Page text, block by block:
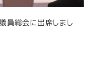
員総会に出席しまし